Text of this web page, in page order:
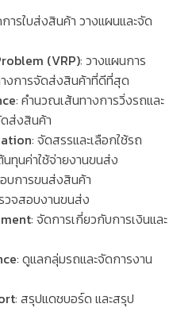
ารใบส่งสินค้า วางแผนและจัด
(VRP):วางแผนการ
งการจัดส่งสินค้าที่ดีที่สุด
:คำนวณเส้นทางการวิ่งรถและ
ส่งสินค้า
:จัดสรรและเลือกใช้รถ
นค่าใช้จ่ายงานขนส่ง
บการขนส่งสินค้า
วจสอบงานขนส่ง
:จัดการเกี่ยวกับการเงินและ
:ดูแลกลุ่มรถและจัดการงาน
:สรุปแดชบอร์ด และสรุป